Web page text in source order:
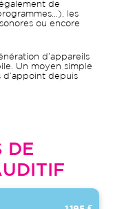
de
les
ou encore
d’appareils
Un moyen simple
depuis
DE